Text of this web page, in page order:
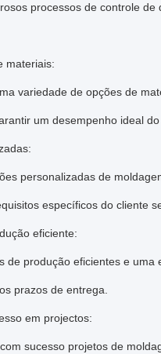
processos de controle
materiais:
variedade de opções de
um desempenho ideal do
personalizadas de
específicos do cliente
eficiente:
de produção eficientes e
prazos de entrega.
em projectos:
sucesso projetos de